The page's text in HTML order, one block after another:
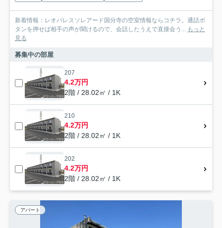
新着情報：レオパレスソレアード国分寺の空室情報ならコチラ。通話ボ
タンを押せば相手の声が聞けるので、会話したうえで直接会う... もっと
見る
募集中の部屋
207
4.2万円
2階 / 28.02㎡ / 1K
210
4.2万円
2階 / 28.02㎡ / 1K
202
4.2万円
2階 / 28.02㎡ / 1K
アパート